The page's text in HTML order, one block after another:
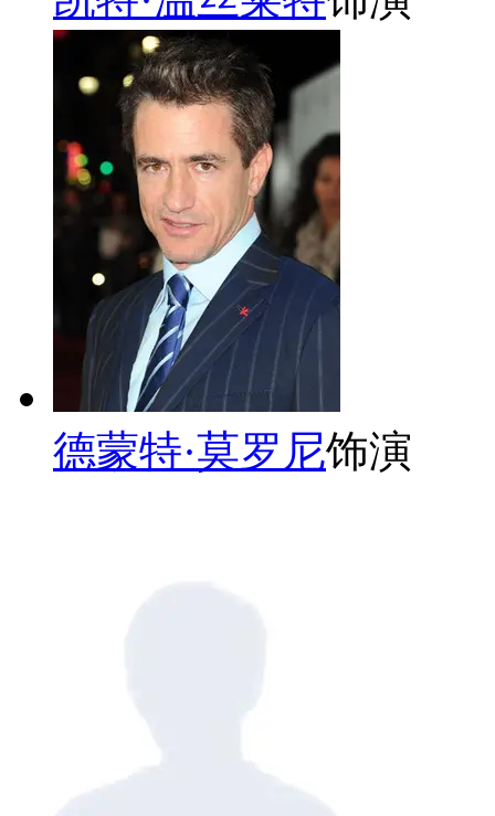
德蒙特·莫罗尼饰演